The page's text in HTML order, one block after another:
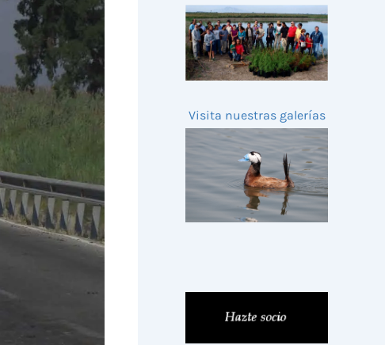
Visita nuestras galerías